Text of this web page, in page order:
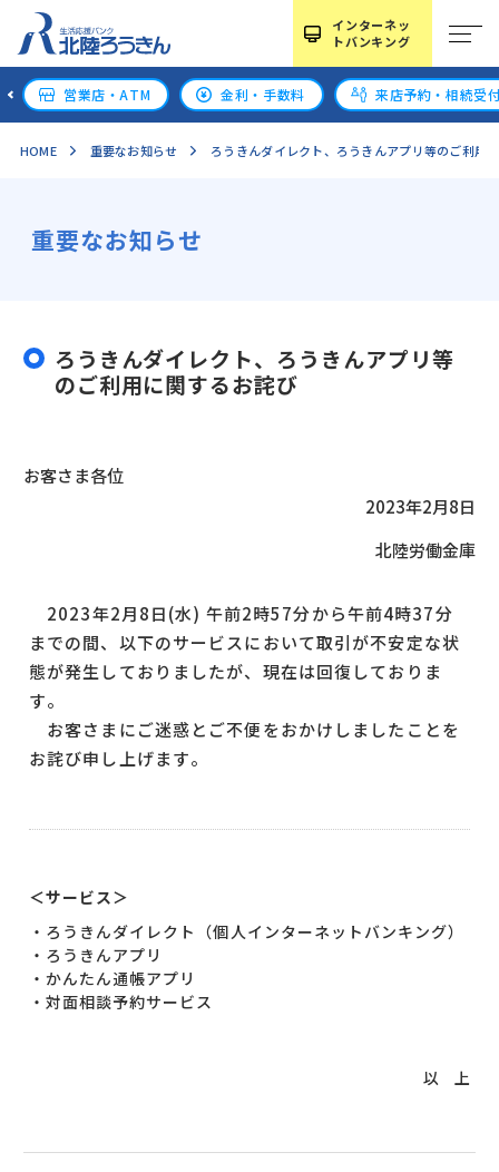
インターネッ
トバンキング
営業店・ATM 金利・手数料 来店予約・相続受
HOME 重要なお知らせ ろうきんダイレクト、ろうきんアプリ等のご利用
重要なお知らせ
ろうきんダイレクト、ろうきんアプリ等
のご利用に関するお詫び
お客さま各位
2023年2月8日
北陸労働金庫
2023年2月8日(水) 午前2時57分から午前4時37分
までの間、以下のサービスにおいて取引が不安定な状
態が発生しておりましたが、現在は回復しておりま
す。
お客さまにご迷惑とご不便をおかけしましたことを
お詫び申し上げます。
＜サービス＞
・ろうきんダイレクト（個人インターネットバンキング）
・ろうきんアプリ
・かんたん通帳アプリ
・対面相談予約サービス
以 上